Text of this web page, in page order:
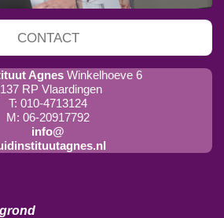
CONTACT
Agnes Winkelhoeve 6
RP Vlaardingen
T: 010-4713124
M: 06-20917792
info@